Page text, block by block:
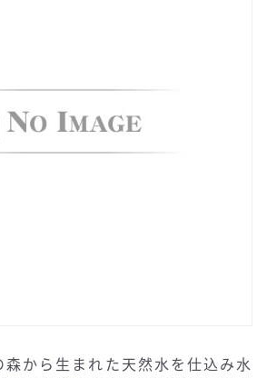
から生まれた天然水を仕込み水